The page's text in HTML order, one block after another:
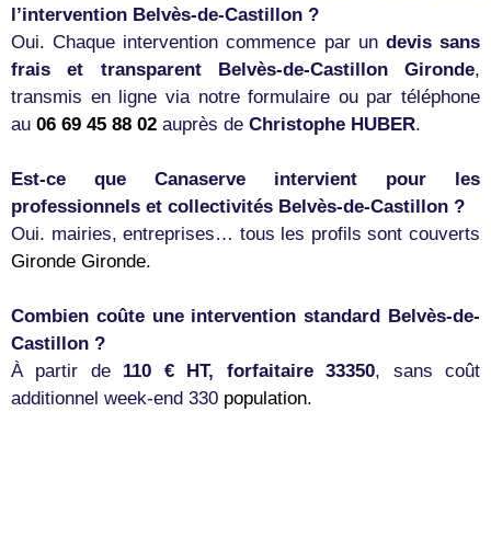
l’intervention Belvès-de-Castillon ?
Oui. Chaque intervention commence par un devis sans
frais et transparent Belvès-de-Castillon Gironde,
transmis en ligne via notre formulaire ou par téléphone
au 06 69 45 88 02 auprès de Christophe HUBER.
Est-ce que Canaserve intervient pour les
professionnels et collectivités Belvès-de-Castillon ?
Oui. mairies, entreprises… tous les profils sont couverts
Gironde Gironde.
Combien coûte une intervention standard Belvès-de-
Castillon ?
À partir de 110 € HT, forfaitaire 33350, sans coût
additionnel week-end 330 population.